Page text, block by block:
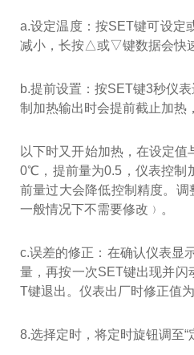
a.设定温度：按SET键可设
减小，长按△或▽键数据会快
b.提前设置：按SET键3秒仪
制加热输出时会提前截止加热
以下时又开始加热，在设定
0℃，提前量为0.5，仪表控制
前量过大会降低控制精度。
一般情况下不需要修改﹚。
c.误差的修正：在确认仪表显
量，再按一次SET键出现并
T键退出。仪表出厂时修正值
8.选择定时，将定时旋钮调至“